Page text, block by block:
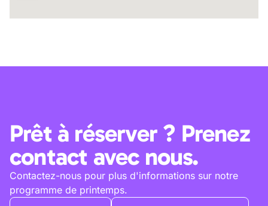
Prêt à réserver ? Prenez
contact avec nous.
Contactez-nous pour plus d'informations sur notre
programme de printemps.